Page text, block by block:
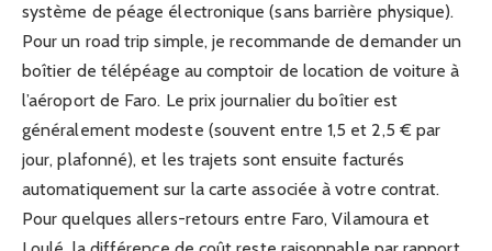
système de péage électronique (sans barrière physique).
Pour un road trip simple, je recommande de demander un
boîtier de télépéage au comptoir de location de voiture à
l’aéroport de Faro. Le prix journalier du boîtier est
généralement modeste (souvent entre 1,5 et 2,5 € par
jour, plafonné), et les trajets sont ensuite facturés
automatiquement sur la carte associée à votre contrat.
Pour quelques allers-retours entre Faro, Vilamoura et